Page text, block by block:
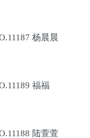
杨晨晨
福福
陆萱萱